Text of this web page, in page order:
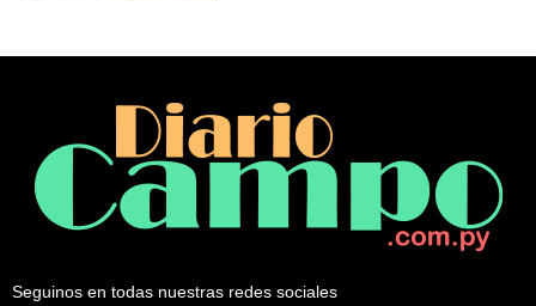
Seguinos en todas nuestras redes sociales